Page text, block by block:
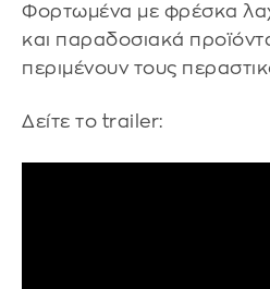
Φορτωμένα με φρέσκα
και παραδοσιακά
περιμένουν τους
Δείτε το trailer: